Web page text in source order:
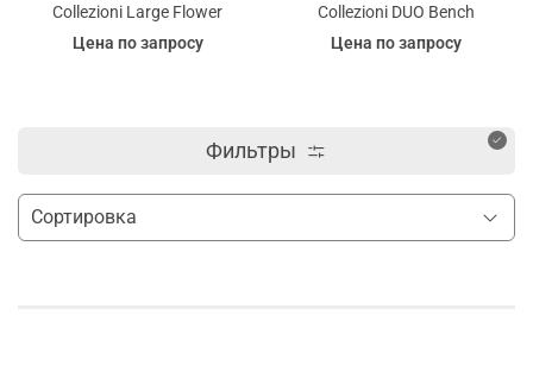
Collezioni Large Flower
Цена по запросу
Collezioni DUO Bench
Цена по запросу
Фильтры